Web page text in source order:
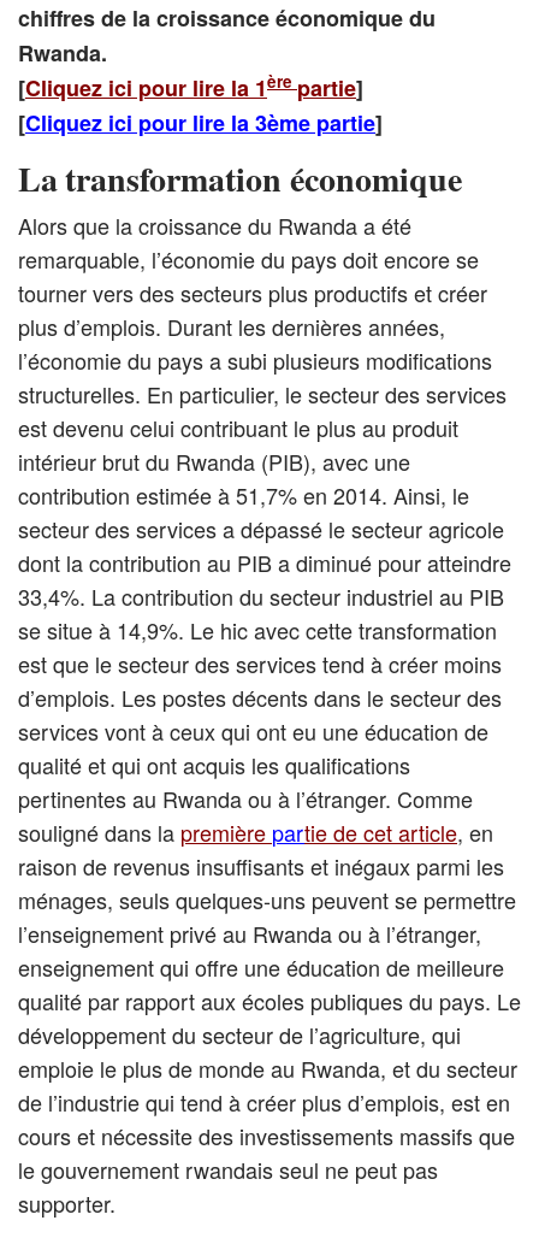
chiffres de la croissance économique du
Rwanda.
[Cliquez ici pour lire la 1ère partie]
[Cliquez ici pour lire la 3ème partie]
La transformation économique
Alors que la croissance du Rwanda a été
remarquable, l’économie du pays doit encore se
tourner vers des secteurs plus productifs et créer
plus d’emplois. Durant les dernières années,
l’économie du pays a subi plusieurs modifications
structurelles. En particulier, le secteur des services
est devenu celui contribuant le plus au produit
intérieur brut du Rwanda (PIB), avec une
contribution estimée à 51,7% en 2014. Ainsi, le
secteur des services a dépassé le secteur agricole
dont la contribution au PIB a diminué pour atteindre
33,4%. La contribution du secteur industriel au PIB
se situe à 14,9%. Le hic avec cette transformation
est que le secteur des services tend à créer moins
d’emplois. Les postes décents dans le secteur des
services vont à ceux qui ont eu une éducation de
qualité et qui ont acquis les qualifications
pertinentes au Rwanda ou à l’étranger. Comme
souligné dans la première partie de cet article, en
raison de revenus insuffisants et inégaux parmi les
ménages, seuls quelques-uns peuvent se permettre
l’enseignement privé au Rwanda ou à l’étranger,
enseignement qui offre une éducation de meilleure
qualité par rapport aux écoles publiques du pays. Le
développement du secteur de l’agriculture, qui
emploie le plus de monde au Rwanda, et du secteur
de l’industrie qui tend à créer plus d’emplois, est en
cours et nécessite des investissements massifs que
le gouvernement rwandais seul ne peut pas
supporter.